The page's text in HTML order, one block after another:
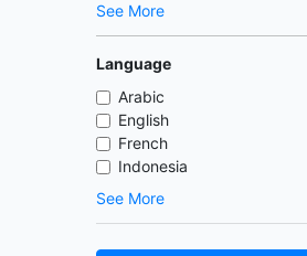
See More
Language
Arabic
English
French
Indonesia
See More